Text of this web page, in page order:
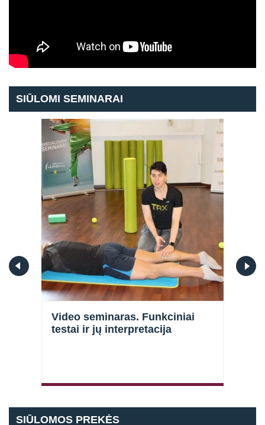
SIŪLOMI SEMINARAI
Video seminaras. Funkciniai
testai ir jų interpretacija
SIŪLOMOS PREKĖS
Prisijungti